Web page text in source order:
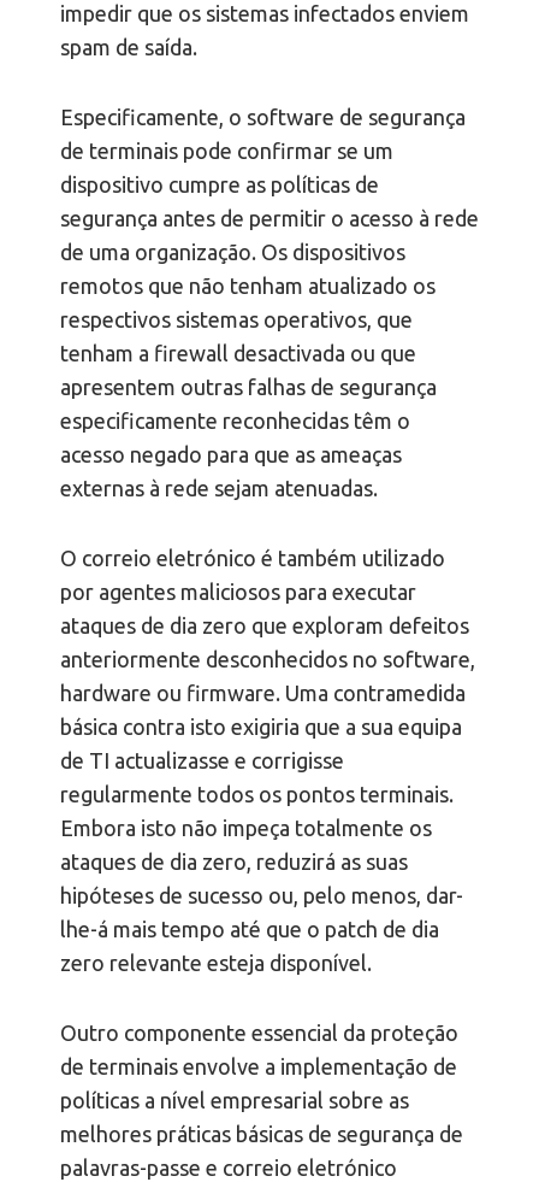
impedir que os sistemas infectados enviem
spam de saída.
Especificamente, o software de segurança
de terminais pode confirmar se um
dispositivo cumpre as políticas de
segurança antes de permitir o acesso à rede
de uma organização. Os dispositivos
remotos que não tenham atualizado os
respectivos sistemas operativos, que
tenham a firewall desactivada ou que
apresentem outras falhas de segurança
especificamente reconhecidas têm o
acesso negado para que as ameaças
externas à rede sejam atenuadas.
O correio eletrónico é também utilizado
por agentes maliciosos para executar
ataques de dia zero que exploram defeitos
anteriormente desconhecidos no software,
hardware ou firmware. Uma contramedida
básica contra isto exigiria que a sua equipa
de TI actualizasse e corrigisse
regularmente todos os pontos terminais.
Embora isto não impeça totalmente os
ataques de dia zero, reduzirá as suas
hipóteses de sucesso ou, pelo menos, dar-
lhe-á mais tempo até que o patch de dia
zero relevante esteja disponível.
Outro componente essencial da proteção
de terminais envolve a implementação de
políticas a nível empresarial sobre as
melhores práticas básicas de segurança de
palavras-passe e correio eletrónico